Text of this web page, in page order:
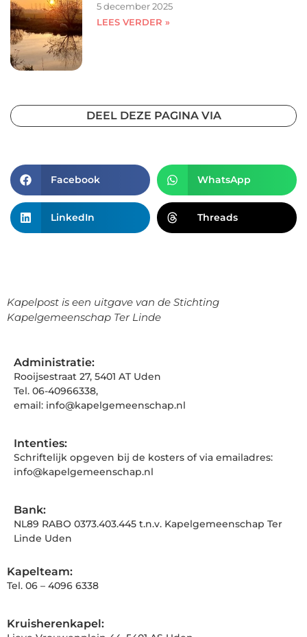
5 december 2025
LEES VERDER »
DEEL DEZE PAGINA VIA
Facebook WhatsApp
LinkedIn Threads
Kapelpost is een uitgave van de Stichting
Kapelgemeenschap Ter Linde
Administratie:
Rooijsestraat 27, 5401 AT Uden
Tel. 06-40966338,
email: info@kapelgemeenschap.nl
Intenties:
Schriftelijk opgeven bij de kosters of via emailadres:
info@kapelgemeenschap.nl
Bank:
NL89 RABO 0373.403.445 t.n.v. Kapelgemeenschap Ter
Linde Uden
Kapelteam:
Tel. 06 – 4096 6338
Kruisherenkapel: